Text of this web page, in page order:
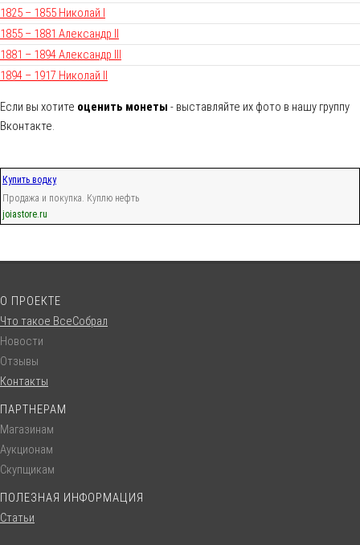
1825 – 1855 Николай I
1855 – 1881 Александр II
1881 – 1894 Александр III
1894 – 1917 Николай II
Если вы хотите оценить монеты - выставляйте их фото в нашу группу
Вконтакте.
Купить водку
Продажа и покупка. Куплю нефть
joiastore.ru
О ПРОЕКТЕ
Что такое ВсеСобрал
Новости
Отзывы
Контакты
ПАРТНЕРАМ
Магазинам
Аукционам
Скупщикам
ПОЛЕЗНАЯ ИНФОРМАЦИЯ
Статьи